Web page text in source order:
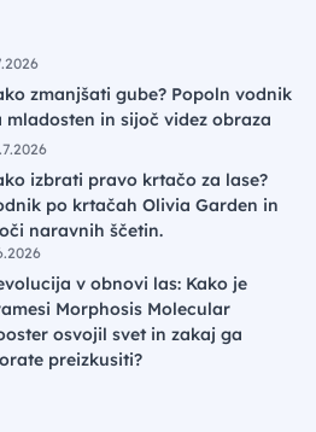
zmanjšati gube? Popoln vodnik
mladosten in sijoč videz obraza
izbrati pravo krtačo za lase?
po krtačah Olivia Garden in
naravnih ščetin.
v obnovi las: Kako je
Morphosis Molecular
osvojil svet in zakaj ga
preizkusiti?